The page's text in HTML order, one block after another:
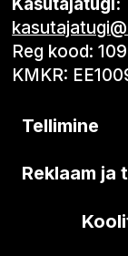
Reg kood:
KMKR:
Tellimine
Reklaam ja